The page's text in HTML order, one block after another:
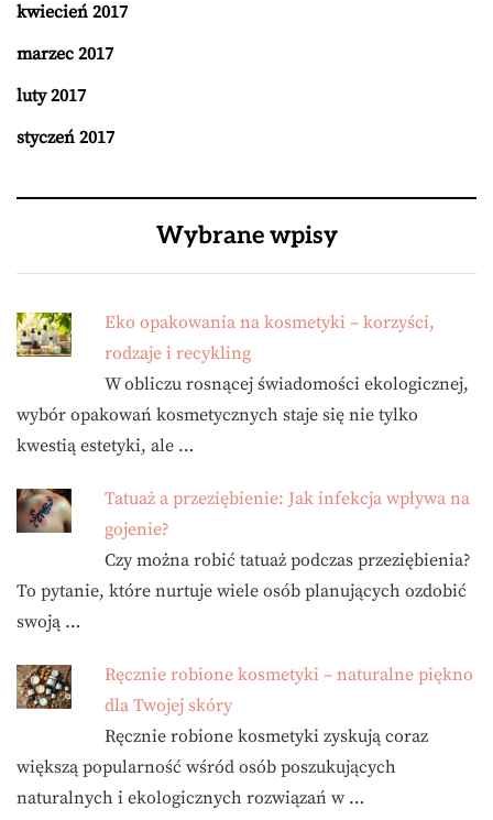
kwiecień 2017
marzec 2017
luty 2017
styczeń 2017
Wybrane wpisy
Eko opakowania na kosmetyki – korzyści,
rodzaje i recykling
W obliczu rosnącej świadomości ekologicznej,
wybór opakowań kosmetycznych staje się nie tylko
kwestią estetyki, ale …
Tatuaż a przeziębienie: Jak infekcja wpływa na
gojenie?
Czy można robić tatuaż podczas przeziębienia?
To pytanie, które nurtuje wiele osób planujących ozdobić
swoją …
Ręcznie robione kosmetyki – naturalne piękno
dla Twojej skóry
Ręcznie robione kosmetyki zyskują coraz
większą popularność wśród osób poszukujących
naturalnych i ekologicznych rozwiązań w …